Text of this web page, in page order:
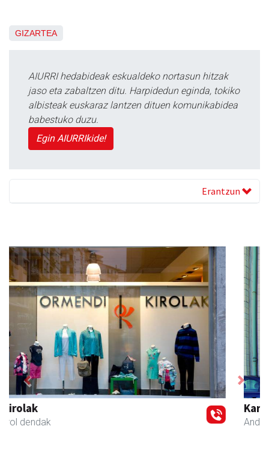
GIZARTEA
AIURRI hedabideak eskualdeko nortasun hitzak
jaso eta zabaltzen ditu. Harpidedun eginda, tokiko
albisteak euskaraz lantzen dituen komunikabidea
babestuko duzu.
Egin AIURRIkide!
Erantzun
Karrika auto konponketa
Andoain - Auto konponketak
Previous Next